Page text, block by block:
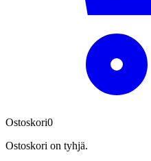
Ostoskori0
Ostoskori on tyhjä.